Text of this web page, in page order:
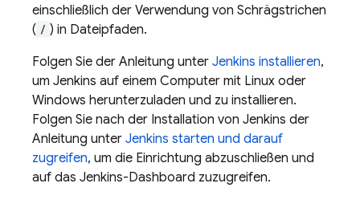
einschließlich der Verwendung von Schrägstrichen
( / ) in Dateipfaden.
Folgen Sie der Anleitung unter Jenkins installieren,
um Jenkins auf einem Computer mit Linux oder
Windows herunterzuladen und zu installieren.
Folgen Sie nach der Installation von Jenkins der
Anleitung unter Jenkins starten und darauf
zugreifen, um die Einrichtung abzuschließen und
auf das Jenkins-Dashboard zuzugreifen.